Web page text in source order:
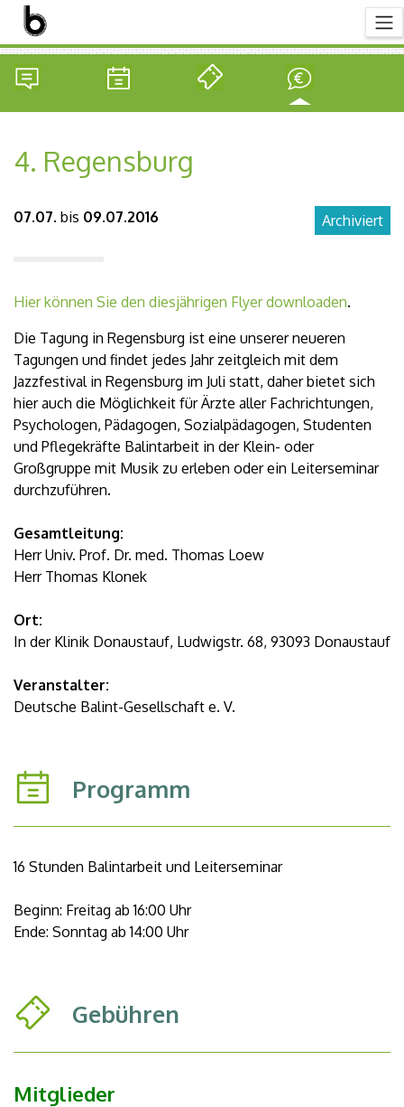
4. Regensburg
Archiviert
07.07. bis 09.07.2016
Hier können Sie den diesjährigen Flyer downloaden.
Die Tagung in Regensburg ist eine unserer neueren
Tagungen und findet jedes Jahr zeitgleich mit dem
Jazzfestival in Regensburg im Juli statt, daher bietet sich
hier auch die Möglichkeit für Ärzte aller Fachrichtungen,
Psychologen, Pädagogen, Sozialpädagogen, Studenten
und Pflegekräfte Balintarbeit in der Klein- oder
Großgruppe mit Musik zu erleben oder ein Leiterseminar
durchzuführen.
Gesamtleitung:
Herr Univ. Prof. Dr. med. Thomas Loew
Herr Thomas Klonek
Ort:
In der Klinik Donaustauf, Ludwigstr. 68, 93093 Donaustauf
Veranstalter:
Deutsche Balint-Gesellschaft e. V.
Programm
16 Stunden Balintarbeit und Leiterseminar
Beginn: Freitag ab 16:00 Uhr
Ende: Sonntag ab 14:00 Uhr
Gebühren
Mitglieder